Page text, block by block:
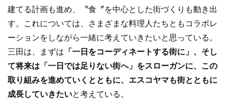
建てる計画も進め、〝食〞を中心とした街づくりも動き出
す。これについては、さまざまな料理人たちともコラボレ
ーションをしながら一緒に考えていきたいと思っている。
三田は、まずは 「一日をコーディネートする街に」、そし
て将来は「一日では足りない街へ」をスローガンに、この
取り組みを進めていくとともに、エスコヤマも街とともに
成長していきたいと考えている。